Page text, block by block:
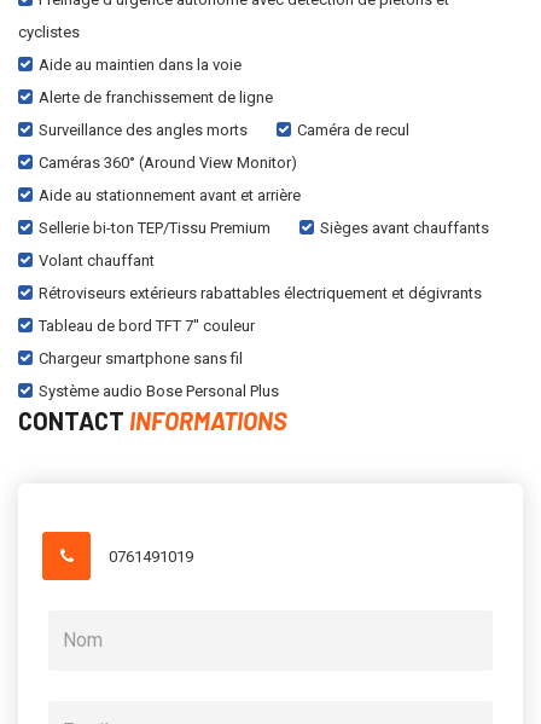
cyclistes
Aide au maintien dans la voie
Alerte de franchissement de ligne
Surveillance des angles morts
Caméra de recul
Caméras 360° (Around View Monitor)
Aide au stationnement avant et arrière
Sellerie bi-ton TEP/Tissu Premium
Sièges avant chauffants
Volant chauffant
Rétroviseurs extérieurs rabattables électriquement et dégivrants
Tableau de bord TFT 7'' couleur
Chargeur smartphone sans fil
Système audio Bose Personal Plus
CONTACT INFORMATIONS
0761491019